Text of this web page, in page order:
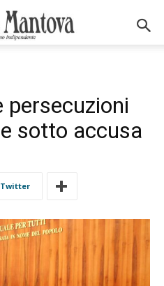
persecuzioni
sotto accusa
Twitter